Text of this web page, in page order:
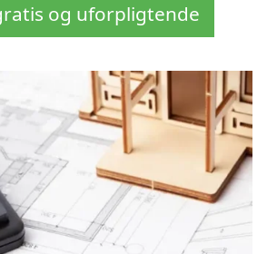
og uforpligtende